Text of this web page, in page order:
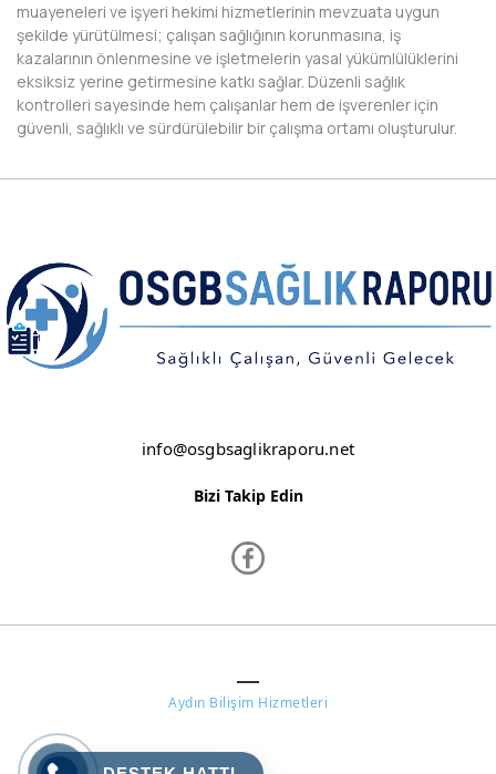
muayeneleri ve işyeri hekimi hizmetlerinin mevzuata uygun
şekilde yürütülmesi; çalışan sağlığının korunmasına, iş
kazalarının önlenmesine ve işletmelerin yasal yükümlülüklerini
eksiksiz yerine getirmesine katkı sağlar. Düzenli sağlık
kontrolleri sayesinde hem çalışanlar hem de işverenler için
güvenli, sağlıklı ve sürdürülebilir bir çalışma ortamı oluşturulur.
info@osgbsaglikraporu.net
Bizi Takip Edin
Aydın Bilişim Hizmetleri